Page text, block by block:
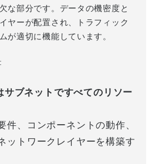
な部分です。データの機密度と
ヤーが配置され、トラフィック
が適切に機能しています。
サブネットですべてのリソー
件、コンポーネントの動作、
ットワークレイヤーを構築す